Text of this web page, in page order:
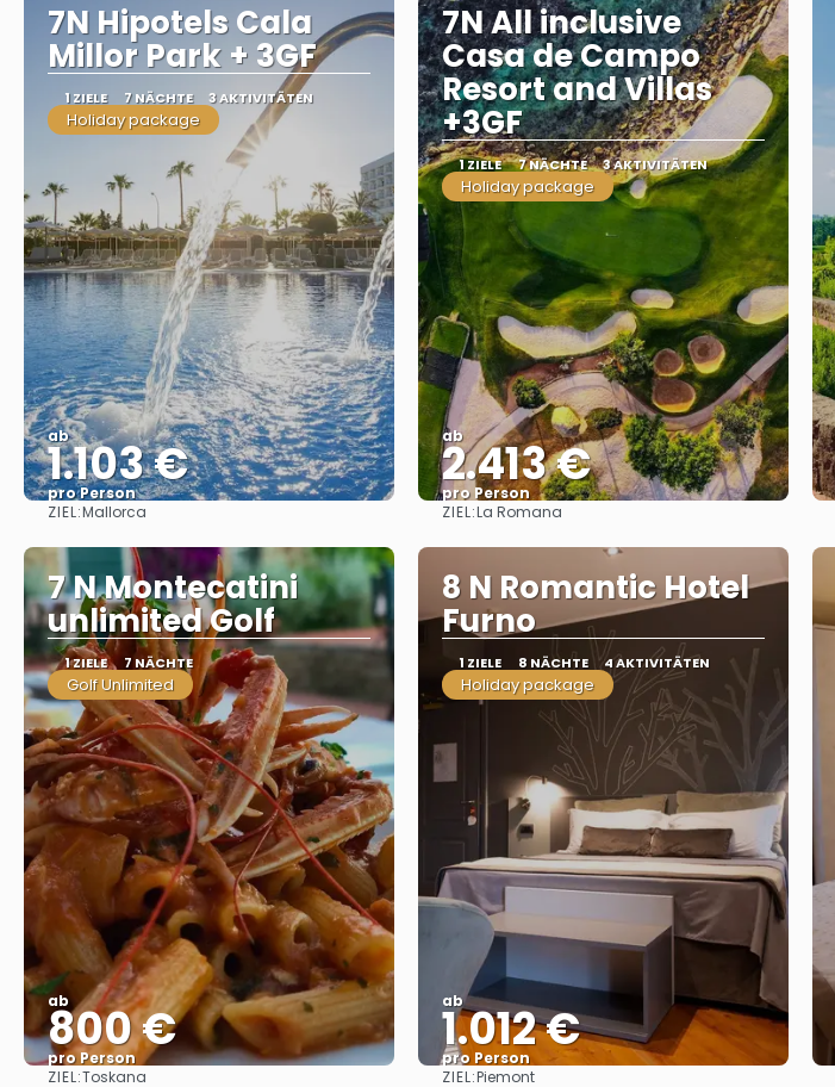
7N Hipotels Cala
Millor Park + 3GF
1 ZIELE 7 NÄCHTE 3 AKTIVITÄTEN
Holiday package
ab
1.103 €
pro Person
ZIEL:Mallorca
7N All inclusive
Casa de Campo
Resort and Villas
+3GF
1 ZIELE 7 NÄCHTE 3 AKTIVITÄTEN
Holiday package
ab
2.413 €
pro Person
ZIEL:La Romana
7 N Montecatini
unlimited Golf
1 ZIELE 7 NÄCHTE
Golf Unlimited
ab
800 €
pro Person
ZIEL:Toskana
8 N Romantic Hotel
Furno
1 ZIELE 8 NÄCHTE 4 AKTIVITÄTEN
Holiday package
ab
1.012 €
pro Person
ZIEL:Piemont